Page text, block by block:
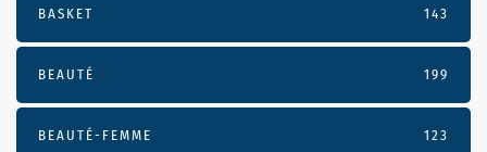
BASKET 143
BEAUTÉ 199
BEAUTÉ-FEMME 123